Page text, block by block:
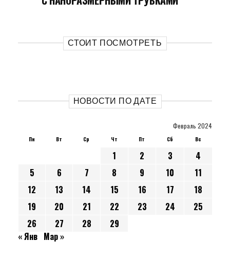
СТОИТ ПОСМОТРЕТЬ
НОВОСТИ ПО ДАТЕ
Февраль 2024
Пн Вт Ср Чт Пт Сб Вс
1 2 3
4
5
6 7 8 9 10
11
12
13 14 15 16 17
18
19
20 21 22 23 24
25
26
27 28
29
« Янв Мар »